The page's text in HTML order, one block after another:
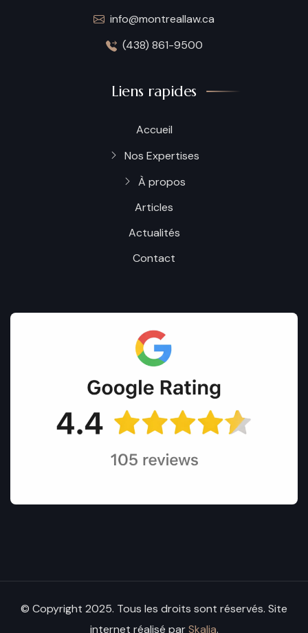
info@montreallaw.ca
(438) 861-9500
Liens rapides
Accueil
Nos Expertises
À propos
Articles
Actualités
Contact
© Copyright 2025. Tous les droits sont réservés. Site
internet réalisé parSkalia.